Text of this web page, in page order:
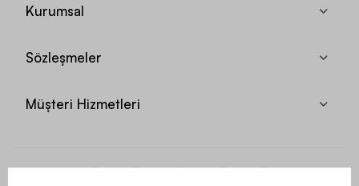
Kurumsal
Sözleşmeler
Müşteri Hizmetleri